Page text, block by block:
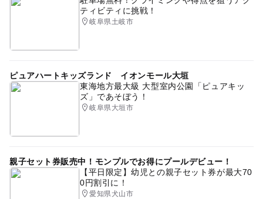
ティビティに挑戦！
岐阜県土岐市
ピュアハートキッズランド イオンモール大垣
東海地方最大級 大型室内公園「ピュアキッ
ズ」であそぼう！
岐阜県大垣市
親子セット券販売中！モンプルでお得にプールデビュー！
【平日限定】幼児との親子セット券が最大70
0円割引に！
愛知県犬山市